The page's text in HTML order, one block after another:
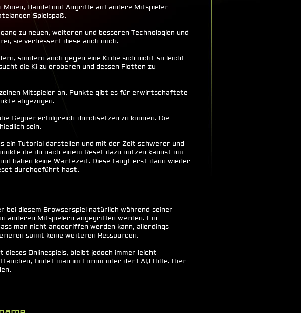
Handel und Angriffe auf andere Mitspieler
Spielspaß.
zu neuen, weiteren und besseren Technologien und
sie verbessert diese auch noch.
sondern auch gegen eine Ki die sich nicht so leicht
die Ki zu eroberen und dessen Flotten zu
Mitspieler an. Punkte gibt es für erwirtschaftete
abgezogen.
Gegner erfolgreich durchsetzen zu können. Die
sein.
ein Tutorial darstellen und mit der Zeit schwerer und
die du nach einem Reset dazu nutzen kannst um
haben keine Wartezeit. Diese fängt erst dann wieder
durchgeführt hast.
diesem Browserspiel natürlich während seiner
anderen Mitspielern angegriffen werden. Ein
man nicht angegriffen werden kann, allerdings
somit keine weiteren Ressourcen.
Onlinespiels, bleibt jedoch immer leicht
findet man im Forum oder der FAQ Hilfe. Hier